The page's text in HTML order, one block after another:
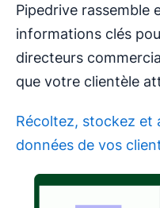
Pipedrive rassemble
informations clés
directeurs
que votre clientèle
Récoltez, stockez et
données de vos
S'ouvre dans une